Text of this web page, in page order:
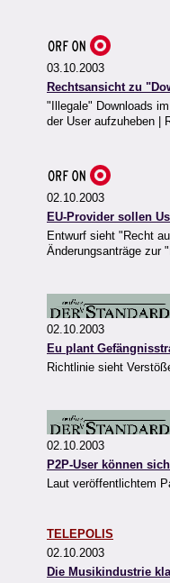
03.10.2003
Rechtsansicht zu
"Illegale" Downloads
der User aufzuheben |
02.10.2003
EU-Provider sollen
Entwurf sieht "Recht
Änderungsanträge zur
02.10.2003
Eu plant
Richtlinie sieht
02.10.2003
P2P-User können
Laut veröffentlichtem
TELEPOLIS
02.10.2003
Die Musikindustrie